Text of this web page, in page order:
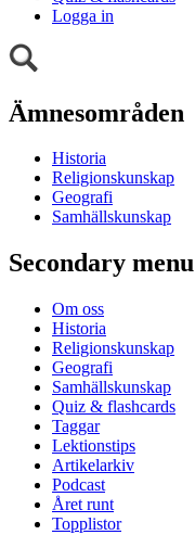
Logga in
Ämnesområden
Historia
Religionskunskap
Geografi
Samhällskunskap
Secondary menu
Om oss
Historia
Religionskunskap
Geografi
Samhällskunskap
Quiz & flashcards
Taggar
Lektionstips
Artikelarkiv
Podcast
Året runt
Topplistor